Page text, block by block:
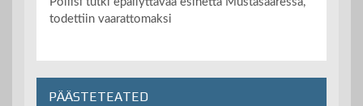
todettiin vaarattomaksi
PÄÄSTETEATED